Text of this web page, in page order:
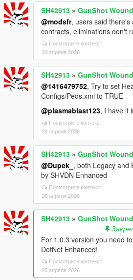
SH42913 » GunShot
@modsfr, users said there's
contracts, eliminations don't
Посмотрите контекст
30 апреля 2026
SH42913 » GunShot
@1416479752, Try to set
Configs/Peds.xml to TRUE
@plasmablast123, I have it
Посмотрите контекст
29 апреля 2026
SH42913 » GunShot
@Dupek_ , both Legacy and
by SHVDN Enhanced
Посмотрите контекст
26 апреля 2026
SH42913 » GunShot
For 1.0.3 version you need
DotNet Enhanced!
Посмотрите контекст
25 апреля 2026